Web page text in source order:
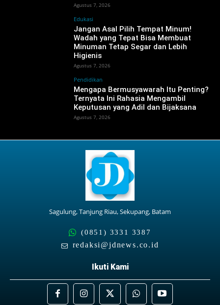
Agustus 7, 2026
Edukasi
Jangan Asal Pilih Tempat Minum!
Wadah yang Tepat Bisa Membuat
Minuman Tetap Segar dan Lebih
Higienis
Agustus 7, 2026
Pendidikan
Mengapa Bermusyawarah Itu Penting?
Ternyata Ini Rahasia Mengambil
Keputusan yang Adil dan Bijaksana
Agustus 7, 2026
Sagulung, Tanjung Riau, Sekupang, Batam
(0851) 3331 3387
redaksi@jdnews.co.id
Ikuti Kami